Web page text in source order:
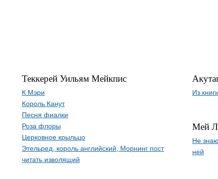
Теккерей Уильям Мейкпис
К Мэри
Король Канут
Песня фиалки
Роза флоры
Церковное крыльцо
Этельред, король английский, Морнинг пост
читать изволящий
Из
Мей
Не
ней